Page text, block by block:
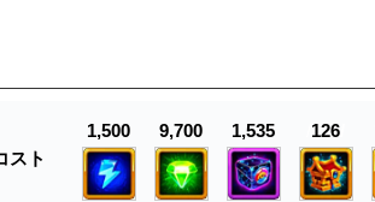
スト
1,500 9,700 1,535 126